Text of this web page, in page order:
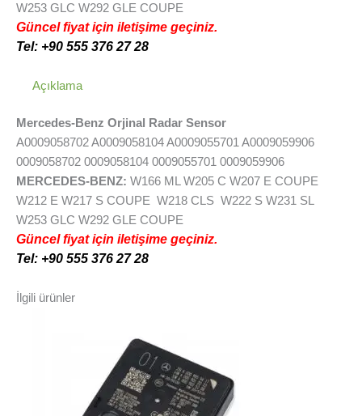
W253 GLC W292 GLE COUPE
Güncel fiyat için iletişime geçiniz.
Tel: +90 555 376 27 28
Açıklama
Mercedes-Benz Orjinal Radar Sensor
A0009058702 A0009058104 A0009055701 A0009059906
0009058702 0009058104 0009055701 0009059906
MERCEDES-BENZ: W166 ML W205 C W207 E COUPE
W212 E W217 S COUPE W218 CLS W222 S W231 SL
W253 GLC W292 GLE COUPE
Güncel fiyat için iletişime geçiniz.
Tel: +90 555 376 27 28
İlgili ürünler